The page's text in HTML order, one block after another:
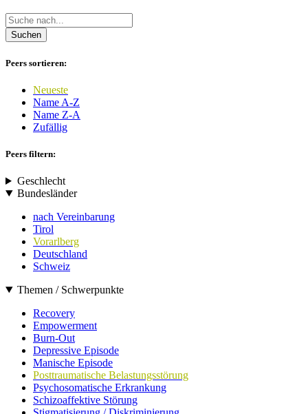
Suchen
Peers sortieren:
Neueste
Name A-Z
Name Z-A
Zufällig
Peers filtern:
Geschlecht
Bundesländer
nach Vereinbarung
Tirol
Vorarlberg
Deutschland
Schweiz
Themen / Schwerpunkte
Recovery
Empowerment
Burn-Out
Depressive Episode
Manische Episode
Posttraumatische Belastungsstörung
Psychosomatische Erkrankung
Schizoaffektive Störung